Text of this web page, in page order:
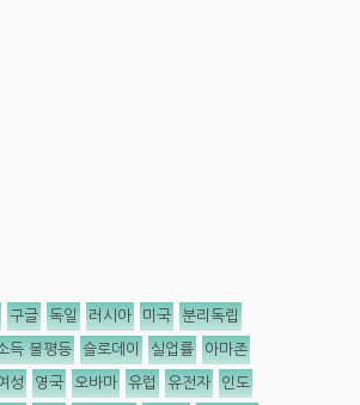
구글 독일 러시아 미국 분리독립
득 불평등 슬로데이 실업률 아마존
성 영국 오바마 유럽 유전자 인도